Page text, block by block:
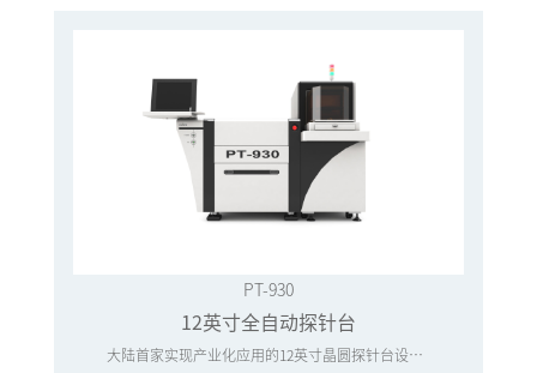
PT-930
12英寸全自动探针台
大陆首家实现产业化应用的12英寸晶圆探针台设备厂商